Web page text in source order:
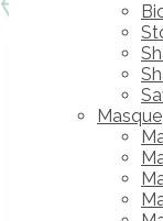
Masque